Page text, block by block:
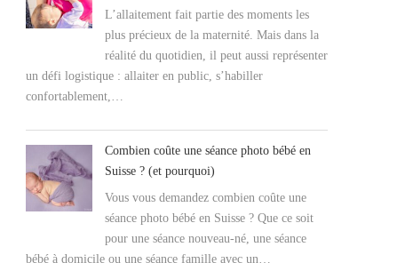
L’allaitement fait partie des moments les
plus précieux de la maternité. Mais dans la
réalité du quotidien, il peut aussi représenter
un défi logistique : allaiter en public, s’habiller
confortablement,…
Combien coûte une séance photo bébé en
Suisse ? (et pourquoi)
Vous vous demandez combien coûte une
séance photo bébé en Suisse ? Que ce soit
pour une séance nouveau-né, une séance
bébé à domicile ou une séance famille avec un…